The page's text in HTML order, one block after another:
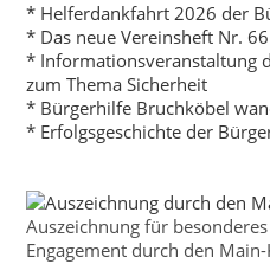
* Helferdankfahrt 2026 der
* Das neue Vereinsheft Nr.
* Informationsveranstaltung
zum Thema Sicherheit
* Bürgerhilfe Bruchköbel
* Erfolgsgeschichte der
Auszeichnung für
Engagement durch den